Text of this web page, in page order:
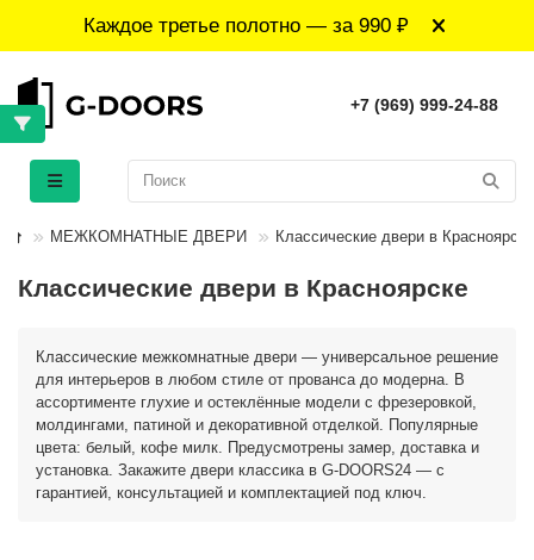
Каждое третье полотно — за 990 ₽
+7 (969) 999-24-88
МЕЖКОМНАТНЫЕ ДВЕРИ Классические двери в Красноярске
Классические двери в Красноярске
Классические межкомнатные двери — универсальное решение
для интерьеров в любом стиле от прованса до модерна. В
ассортименте глухие и остеклённые модели с фрезеровкой,
молдингами, патиной и декоративной отделкой. Популярные
цвета: белый, кофе милк. Предусмотрены замер, доставка и
установка. Закажите двери классика в G‑DOORS24 — с
гарантией, консультацией и комплектацией под ключ.